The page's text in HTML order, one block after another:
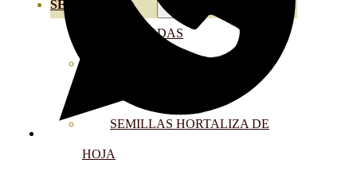
SEMILLAS
VER TODAS
SEMILLAS HORTALIZA DE
HOJA